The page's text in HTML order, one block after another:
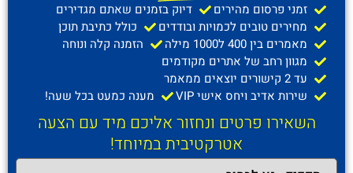
זמני פרסום מהירים
דיוק בזמנים שאתם מגדירים
מחירים טובים לכמויות ובודדים
כולל כתיבת תוכן
מאמרים בין 400 ל1000 מילה
הזמנה קלה ונוחה
מגוון רחב של אתרים מקודמים
עד 2 קישורים יוצאים ממאמר
שירות אדיב ויחס אישי VIP
מענה כמעט בכל שעה!
השאירו פרטים ונחזור אליכם מיד עם הצעה
אטרקטיבית במיוחד!